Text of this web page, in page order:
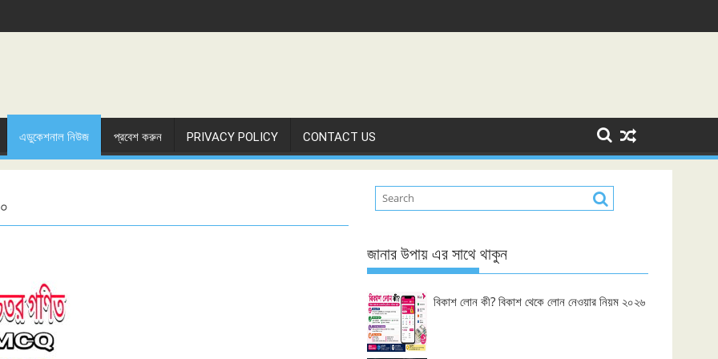
এডুকেশনাল নিউজ প্রবেশ করুন PRIVACY POLICY CONTACT US
জানার উপায় এর সাথে থাকুন
বিকাশ লোন কী? বিকাশ থেকে লোন নেওয়ার নিয়ম ২০২৬